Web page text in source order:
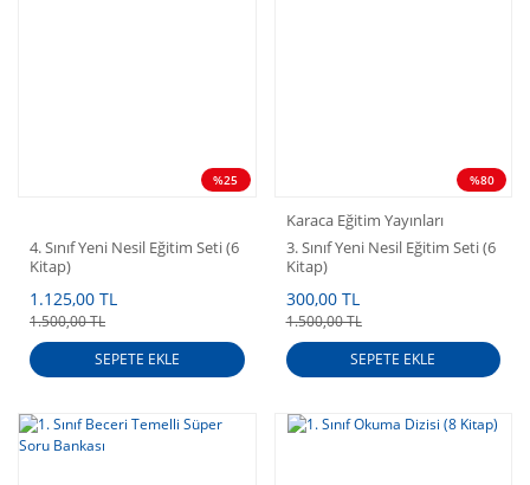
%25
4. Sınıf Yeni Nesil Eğitim Seti (6
Kitap)
1.125,00 TL
1.500,00 TL
SEPETE EKLE
%80
Karaca Eğitim Yayınları
3. Sınıf Yeni Nesil Eğitim Seti (6
Kitap)
300,00 TL
1.500,00 TL
SEPETE EKLE